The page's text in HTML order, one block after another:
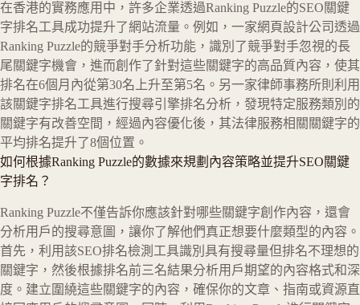
在香港的實務應用中，許多企業透過Ranking Puzzle的SEO關鍵
字排名工具成功提升了網站流量。例如，一家網頁設計公司透過
Ranking Puzzle的競爭對手分析功能，識別了競爭對手忽視的長
尾關鍵字機會，進而創作了針對這些關鍵字的高品質內容，使其
排名在6個月內從第30名上升至第5名。另一家律師事務所則利用
該關鍵字排名工具進行搜尋引擎排名分析，發現特定服務類別的
關鍵字有改善空間，經過內容優化後，其法律服務相關關鍵字的
平均排名提升了8個位置。
如何根據Ranking Puzzle的數據來規劃內容策略並提升SEO關鍵
字排名？
Ranking Puzzle不僅告訴你應該針對哪些關鍵字創作內容，還會
分析用戶的搜尋意圖，讓你了解他們真正想要什麼類型的內容。
首先，利用該SEO排名檢測工具識別具有搜尋量但排名不理想的
關鍵字，然後根據排名前三名結果分析用戶期望的內容格式和深
度。建立圍繞這些關鍵字的內容，確保你的文章、指南或資源直